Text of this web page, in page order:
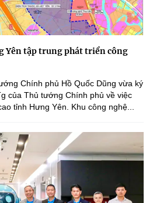
Yên tập trung phát triển công
Chính phủ Hồ Quốc Dũng vừa ký
của Thủ tướng Chính phủ về việc
tỉnh Hưng Yên. Khu công nghệ...